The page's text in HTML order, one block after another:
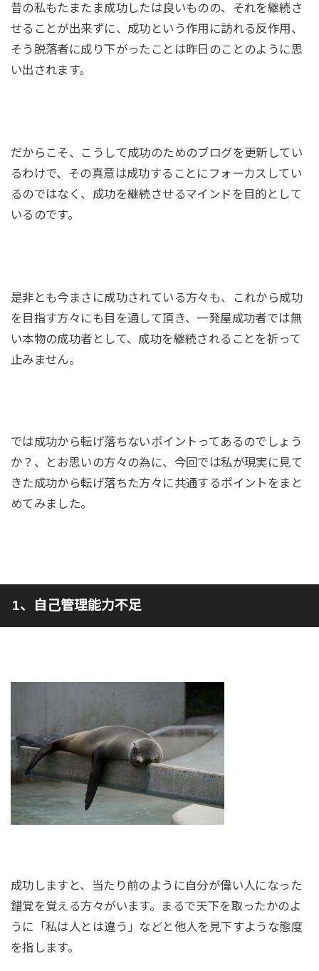
昔の私もたまたま成功したは良いものの、それを継続さ
せることが出来ずに、成功という作用に訪れる反作用、
そう脱落者に成り下がったことは昨日のことのように思
い出されます。
だからこそ、こうして成功のためのブログを更新してい
るわけで、その真意は成功することにフォーカスしてい
るのではなく、成功を継続させるマインドを目的として
いるのです。
是非とも今まさに成功されている方々も、これから成功
を目指す方々にも目を通して頂き、一発屋成功者では無
い本物の成功者として、成功を継続されることを祈って
止みません。
では成功から転げ落ちないポイントってあるのでしょう
か？、とお思いの方々の為に、今回では私が現実に見て
きた成功から転げ落ちた方々に共通するポイントをまと
めてみました。
1、自己管理能力不足
成功しますと、当たり前のように自分が偉い人になった
錯覚を覚える方々がいます。まるで天下を取ったかのよ
うに「私は人とは違う」などと他人を見下すような態度
を指します。